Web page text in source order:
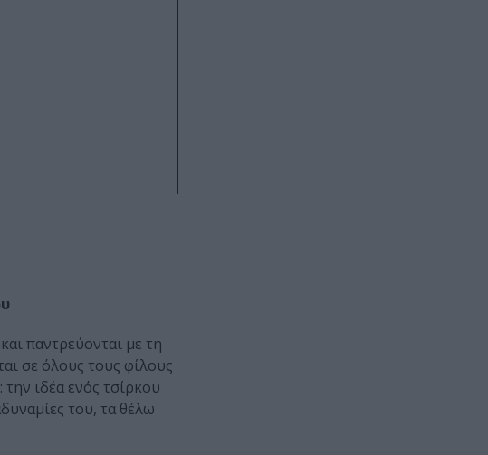
παντρεύονται με τη
σε όλους τους φίλους
ιδέα ενός τσίρκου
του, τα θέλω